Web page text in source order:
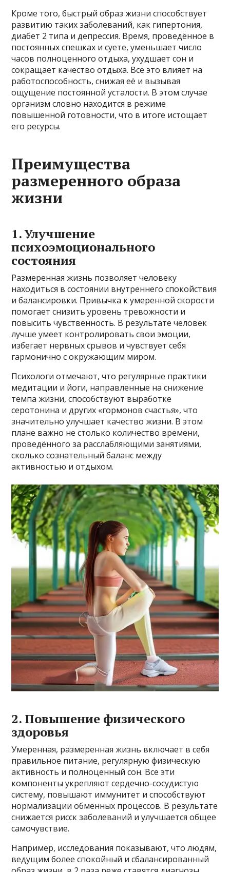
Кроме того, быстрый образ жизни способствует
развитию таких заболеваний, как гипертония,
диабет 2 типа и депрессия. Время, проведённое в
постоянных спешках и суете, уменьшает число
часов полноценного отдыха, ухудшает сон и
сокращает качество отдыха. Все это влияет на
работоспособность, снижая её и вызывая
ощущение постоянной усталости. В этом случае
организм словно находится в режиме
повышенной готовности, что в итоге истощает
его ресурсы.
Преимущества
размеренного образа
жизни
1. Улучшение
психоэмоционального
состояния
Размеренная жизнь позволяет человеку
находиться в состоянии внутреннего спокойствия
и балансировки. Привычка к умеренной скорости
помогает снизить уровень тревожности и
повысить чувственность. В результате человек
лучше умеет контролировать свои эмоции,
избегает нервных срывов и чувствует себя
гармонично с окружающим миром.
Психологи отмечают, что регулярные практики
медитации и йоги, направленные на снижение
темпа жизни, способствуют выработке
серотонина и других «гормонов счастья», что
значительно улучшает качество жизни. В этом
плане важно не столько количество времени,
проведённого за расслабляющими занятиями,
сколько сознательный баланс между
активностью и отдыхом.
2. Повышение физического
здоровья
Умеренная, размеренная жизнь включает в себя
правильное питание, регулярную физическую
активность и полноценный сон. Все эти
компоненты укрепляют сердечно-сосудистую
систему, повышают иммунитет и способствуют
нормализации обменных процессов. В результате
снижается рисск заболеваний и улучшается общее
самочувствие.
Например, исследования показывают, что людям,
ведущим более спокойный и сбалансированный